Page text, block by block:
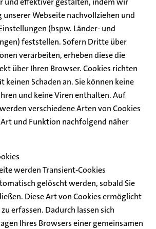
Webseite nachvollziehen und
(bspw. Länder- und
feststellen. Sofern Dritte über
verarbeiten, erheben diese die
über Ihren Browser. Cookies richten
keinen Schaden an. Sie können keine
und keine Viren enthalten. Auf
verschiedene Arten von Cookies
und Funktion nachfolgend näher
werden Transient-Cookies
gelöscht werden, sobald Sie
Diese Art von Cookies ermöglicht
erfassen. Dadurch lassen sich
Ihres Browsers einer gemeinsamen